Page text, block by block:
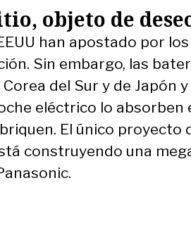
objeto de
han apostado por
Sin embargo, las
del Sur y de Japón
eléctrico lo absorben
El único proyecto
construyendo una